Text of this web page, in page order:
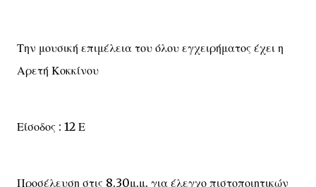
Την μουσική επιμέλεια του όλου εγχειρήματος έχει η
Αρετή Κοκκίνου
Είσοδος : 12 Ε
Προσέλευση στις 8.30μ.μ. για έλεγχο πιστοποιητικών